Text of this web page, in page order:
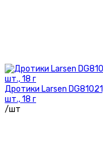
Дротики Larsen
шт., 18 г
/шт